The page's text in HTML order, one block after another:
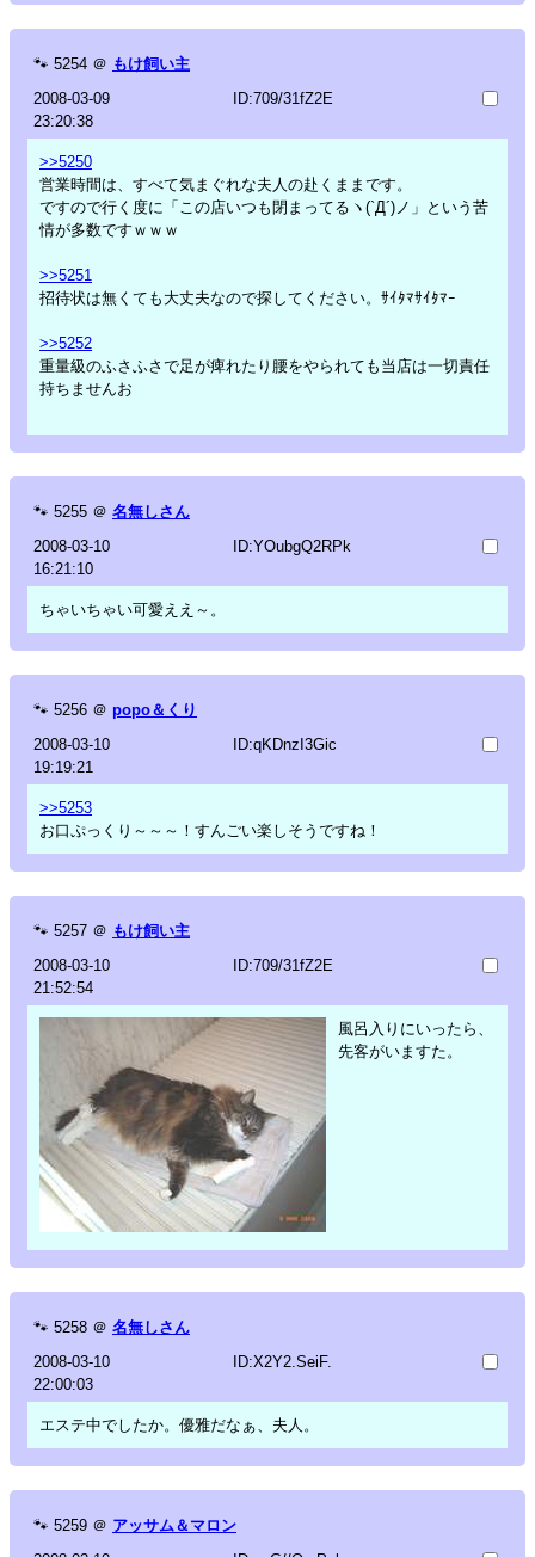
🐾 5254 ＠ もけ飼い主
2008-03-09
23:20:38
ID:709/31fZ2E
>>5250
営業時間は、すべて気まぐれな夫人の赴くままです。
ですので行く度に「この店いつも閉まってるヽ(`Д´)ノ」という苦
情が多数ですｗｗｗ
>>5251
招待状は無くても大丈夫なので探してください。ｻｲﾀﾏｻｲﾀﾏｰ
>>5252
重量級のふさふさで足が痺れたり腰をやられても当店は一切責任
持ちませんお
🐾 5255 ＠ 名無しさん
2008-03-10
16:21:10
ID:YOubgQ2RPk
ちゃいちゃい可愛ええ～。
🐾 5256 ＠ popo＆くり
2008-03-10
19:19:21
ID:qKDnzI3Gic
>>5253
お口ぷっくり～～～！すんごい楽しそうですね！
🐾 5257 ＠ もけ飼い主
2008-03-10
21:52:54
ID:709/31fZ2E
風呂入りにいったら、
先客がいますた。
🐾 5258 ＠ 名無しさん
2008-03-10
22:00:03
ID:X2Y2.SeiF.
エステ中でしたか。優雅だなぁ、夫人。
🐾 5259 ＠ アッサム＆マロン